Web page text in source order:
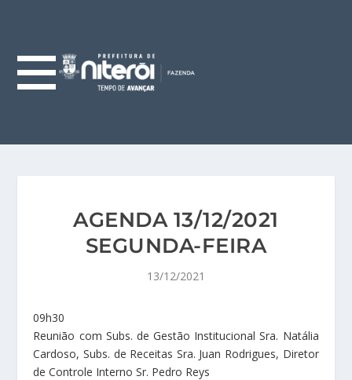
AGENDA 13/12/2021
SEGUNDA-FEIRA
13/12/2021
09h30
Reunião com Subs. de Gestão Institucional Sra. Natália
Cardoso, Subs. de Receitas Sra. Juan Rodrigues, Diretor
de Controle Interno Sr. Pedro Reys